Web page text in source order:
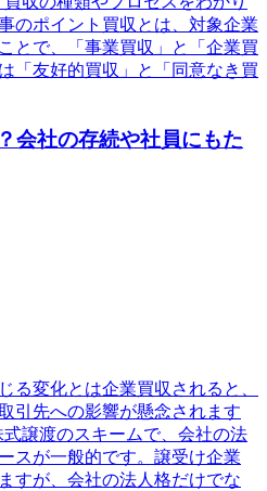
のポイント買収とは、対象企業
とで、「事業買収」と「企業買
「友好的買収」と「同意なき買
会社の存続や社員にもた
る変化とは企業買収されると、
引先への影響が懸念されます
譲渡のスキームで、会社の法
スが一般的です。譲受け企業
すが、会社の法人格だけでな